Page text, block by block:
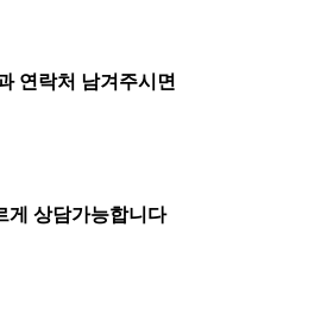
연락처 남겨주시면
게 상담가능합니다